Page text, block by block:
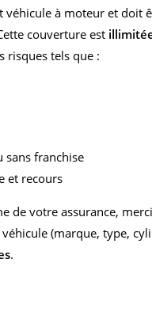
à moteur et doit
couverture est
risques tels que :
sans franchise
et recours
de votre assurance,
(marque, type,
.